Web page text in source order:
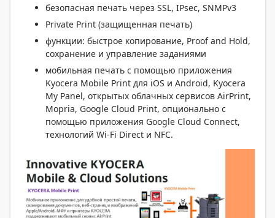
безопасная печать через SSL, IPsec, SNMPv3
Private Print (защищенная печать)
функции: быстрое копирование, Proof and Hold,
сохранение и управление заданиями
мобильная печать с помощью приложения
Kyocera Mobile Print для iOS и Android, Kyocera
My Panel, открытых облачных сервисов AirPrint,
Mopria, Google Cloud Print, опционально с
помощью приложения Google Cloud Connect,
технологий Wi-Fi Direct и NFC.